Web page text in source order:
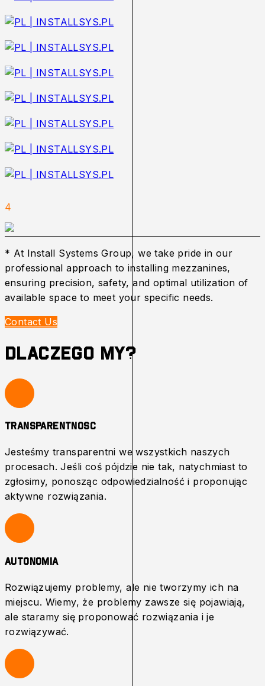
4
* At Install Systems Group, we take pride in our
professional approach to installing mezzanines,
ensuring precision, safety, and optimal utilization of
available space to meet your specific needs.
Contact Us
Dlaczego My?
Transparentnosc
Jesteśmy transparentni we wszystkich naszych
procesach. Jeśli coś pójdzie nie tak, natychmiast to
zgłosimy, ponosząc odpowiedzialność i proponując
aktywne rozwiązania.
Autonomia
Rozwiązujemy problemy, ale nie tworzymy ich na
miejscu. Wiemy, że problemy zawsze się pojawiają,
ale staramy się proponować rozwiązania i je
rozwiązywać.